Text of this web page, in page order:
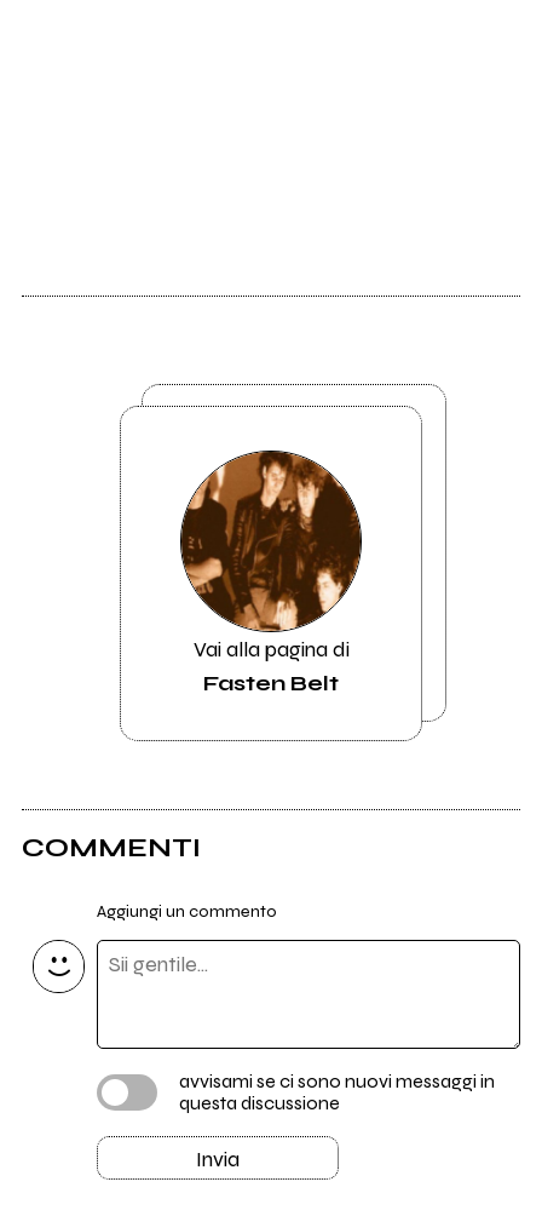
Vai alla pagina di
Fasten Belt
COMMENTI
Aggiungi un commento
avvisami se ci sono nuovi messaggi in
questa discussione
Invia